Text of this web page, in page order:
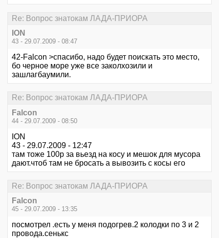
Re: Вопрос знатокам ЛАДА-ПРИОРА
ION
43 - 29.07.2009 - 08:47
42-Falcon >спасибо, надо будет поискать это место,
бо черное море уже все заколхозили и
зашлагбаумили.
Re: Вопрос знатокам ЛАДА-ПРИОРА
Falcon
44 - 29.07.2009 - 08:50
ION
43 - 29.07.2009 - 12:47
там тоже 100р за вьезд на косу и мешок для мусора
дают.чтоб там не бросать а вывозить с косы его
Re: Вопрос знатокам ЛАДА-ПРИОРА
Falcon
45 - 29.07.2009 - 13:35
посмотрел .есть у меня подогрев.2 колодки по 3 и 2
провода.сенькс